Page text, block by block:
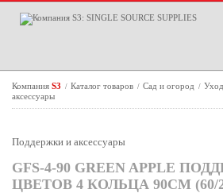
Компания S3 / Каталог товаров / Сад и огород /
аксессуары
Поддержки и аксессуары
GFS-4-90 GREEN APPLE
ЦВЕТОВ 4 КОЛЬЦА 90СМ (60/